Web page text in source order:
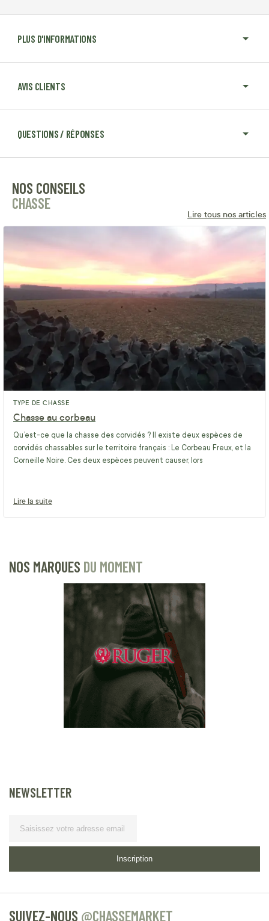
PLUS D'INFORMATIONS
AVIS CLIENTS
QUESTIONS / RÉPONSES
NOS CONSEILS
CHASSE
Lire tous nos articles
TYPE DE CHASSE
Chasse au corbeau
Qu’est-ce que la chasse des corvidés ? Il existe deux espèces de
corvidés chassables sur le territoire français : Le Corbeau Freux, et la
Corneille Noire. Ces deux espèces peuvent causer, lors
Lire la suite
NOS MARQUES DU MOMENT
NEWSLETTER
Inscription
SUIVEZ-NOUS @CHASSEMARKET